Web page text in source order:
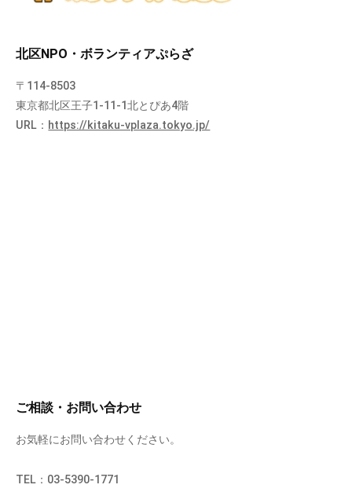
北区NPO・ボランティアぷらざ
〒114-8503
東京都北区王子1-11-1北とぴあ4階
URL： https://kitaku-vplaza.tokyo.jp/
ご相談・お問い合わせ
お気軽にお問い合わせください。
TEL：03-5390-1771